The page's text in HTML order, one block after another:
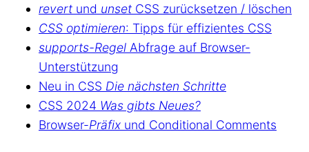
revert und unset CSS zurücksetzen / löschen
CSS optimieren: Tipps für effizientes CSS
supports-Regel Abfrage auf Browser-
Unterstützung
Neu in CSS Die nächsten Schritte
CSS 2024 Was gibts Neues?
Browser-Präfix und Conditional Comments